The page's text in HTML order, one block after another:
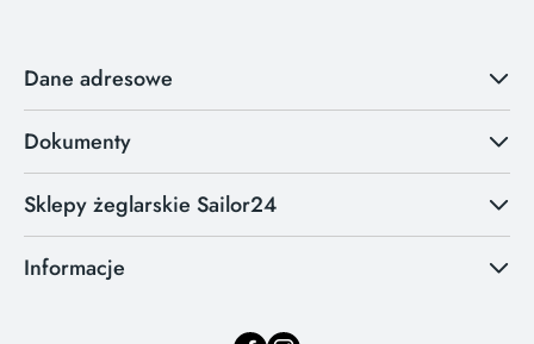
Dane adresowe
Dokumenty
Sklepy żeglarskie Sailor24
Informacje